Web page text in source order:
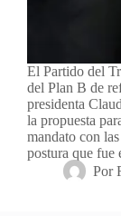
El Partido del
del Plan B de
presidenta
la propuesta
mandato con
postura que
Por